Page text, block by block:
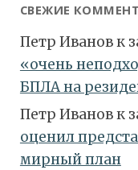
СВЕЖИЕ
Петр Ивановк
«очень
БПЛА на
Петр Ивановк
оценил
мирный план